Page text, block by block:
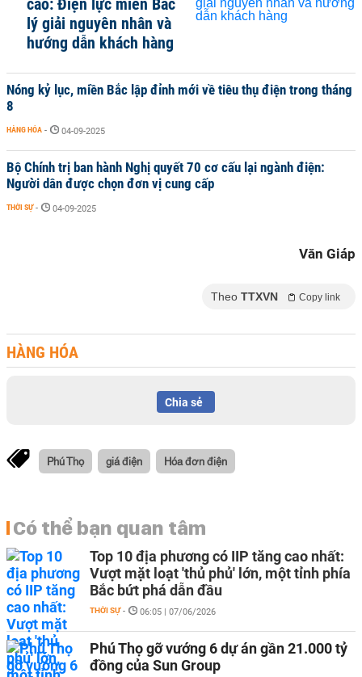
cao: Điện lực miền Bắc
lý giải nguyên nhân và
hướng dẫn khách hàng
Nóng kỷ lục, miền Bắc lập đỉnh mới về tiêu thụ điện trong tháng
8
HÀNG HÓA - 04-09-2025
Bộ Chính trị ban hành Nghị quyết 70 cơ cấu lại ngành điện:
Người dân được chọn đơn vị cung cấp
THỜI SỰ - 04-09-2025
Văn Giáp
Theo TTXVN Copy link
HÀNG HÓA
Chia sẻ
Phú Thọ giá điện Hóa đơn điện
Có thể bạn quan tâm
Top 10 địa phương có IIP tăng cao nhất:
Vượt mặt loạt 'thủ phủ' lớn, một tỉnh phía
Bắc bứt phá dẫn đầu
THỜI SỰ - 06:05 | 07/06/2026
Phú Thọ gỡ vướng 6 dự án gần 21.000 tỷ
đồng của Sun Group